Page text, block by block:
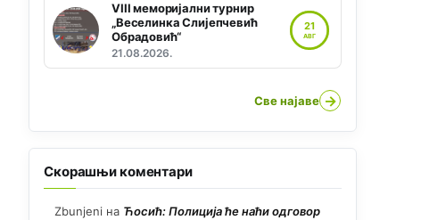
VIII меморијални турнир
„Веселинка Слијепчевић
Обрадовић“
21.08.2026.
21
АВГ
Све најаве →
Скорашњи коментари
Zbunjeni на Ћосић: Полиција ће наћи одговор